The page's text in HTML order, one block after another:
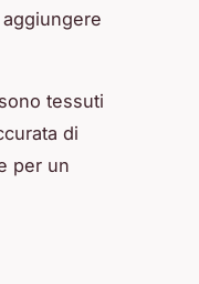
tessuti
di
per un